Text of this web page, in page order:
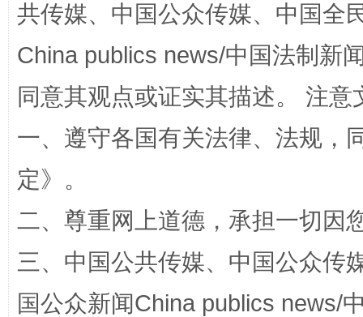
阿坝州三大球赛在茂县开幕 规模
共传媒、中国公众传媒、中国全
China publics news/中国法制新
同意其观点或证实其描述。 注
一、遵守各国有关法律、法规，
定》。
二、尊重网上道德，承担一切因
三、中国公共传媒、中国公众传
国公众新闻China publics news/